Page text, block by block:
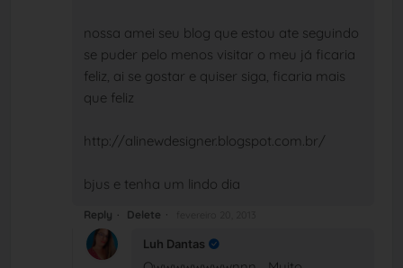
nossa amei seu blog que estou ate seguindo
se puder pelo menos visitar o meu já ficaria
feliz, ai se gostar e quiser siga, ficaria mais
que feliz
http://alinewdesigner.blogspot.com.br/
bjus e tenha um lindo dia
Reply Delete
Luh Dantas